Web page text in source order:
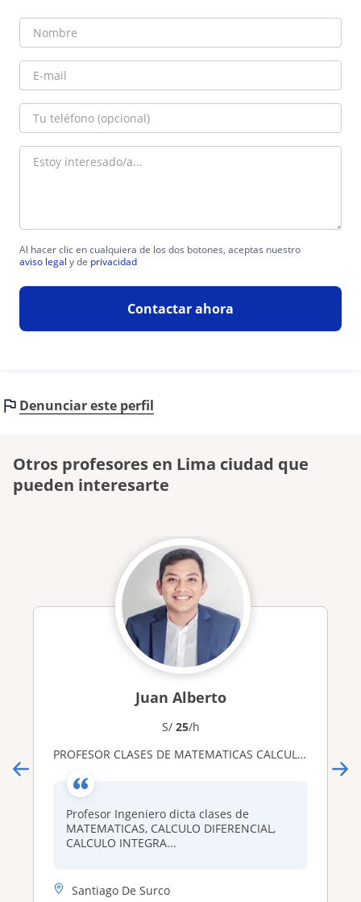
Al hacer clic en cualquiera de los dos botones, aceptas nuestro
aviso legal y de privacidad
Contactar ahora
Denunciar este perfil
Otros profesores en Lima ciudad que
pueden interesarte
Juan Alberto
S/ 25/h
PROFESOR CLASES DE MATEMATICAS CALCULO FISICA QUIMICA ESTADISTICA, UPC UTP USIL UCV UPN USMP UCSUR U CONTINENTAL
Profesor Ingeniero dicta clases de
MATEMATICAS, CALCULO DIFERENCIAL,
CALCULO INTEGRA...
Santiago De Surco